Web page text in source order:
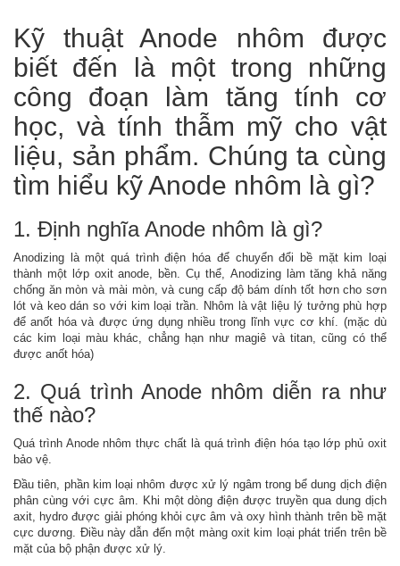
Kỹ thuật Anode nhôm được
biết đến là một trong những
công đoạn làm tăng tính cơ
học, và tính thẫm mỹ cho vật
liệu, sản phẩm. Chúng ta cùng
tìm hiểu kỹ Anode nhôm là gì?
1. Định nghĩa Anode nhôm là gì?
Anodizing là một quá trình điện hóa để chuyển đổi bề mặt kim loại
thành một lớp oxit anode, bền. Cụ thể, Anodizing làm tăng khả năng
chống ăn mòn và mài mòn, và cung cấp độ bám dính tốt hơn cho sơn
lót và keo dán so với kim loại trần. Nhôm là vật liệu lý tưởng phù hợp
để anốt hóa và được ứng dụng nhiều trong lĩnh vực cơ khí. (mặc dù
các kim loại màu khác, chẳng hạn như magiê và titan, cũng có thể
được anốt hóa)
2. Quá trình Anode nhôm diễn ra như
thế nào?
Quá trình Anode nhôm thực chất là quá trình điện hóa tạo lớp phủ oxit
bảo vệ.
Đầu tiên, phần kim loại nhôm được xử lý ngâm trong bể dung dịch điện
phân cùng với cực âm. Khi một dòng điện được truyền qua dung dịch
axit, hydro được giải phóng khỏi cực âm và oxy hình thành trên bề mặt
cực dương. Điều này dẫn đến một màng oxit kim loại phát triển trên bề
mặt của bộ phận được xử lý.